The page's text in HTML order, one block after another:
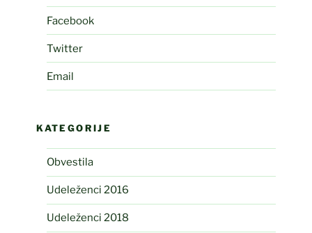
Facebook
Twitter
Email
KATEGORIJE
Obvestila
Udeleženci 2016
Udeleženci 2018